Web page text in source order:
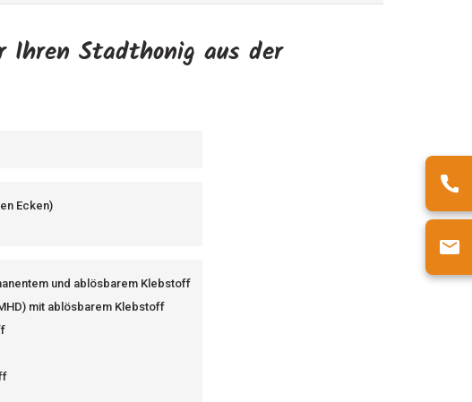
Stadthonig aus der
Ecken)
und ablösbarem Klebstoff
mit ablösbarem Klebstoff